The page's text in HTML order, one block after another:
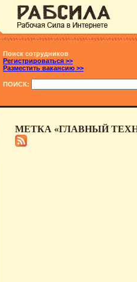
Поиск сотрудников
Регистрироваться >>
Разместить вакансию >>
ПОИСК:
МЕТКА «ГЛАВНЫЙ